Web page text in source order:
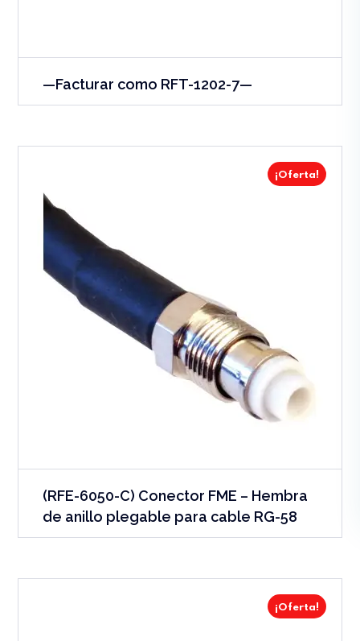
—Facturar como RFT-1202-7—
¡Oferta!
(RFE-6050-C) Conector FME – Hembra
de anillo plegable para cable RG-58
¡Oferta!